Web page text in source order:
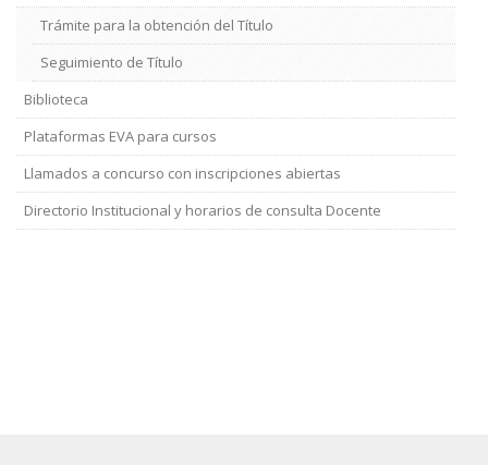
Trámite para la obtención del Título
Seguimiento de Título
Biblioteca
Plataformas EVA para cursos
Llamados a concurso con inscripciones abiertas
Directorio Institucional y horarios de consulta Docente